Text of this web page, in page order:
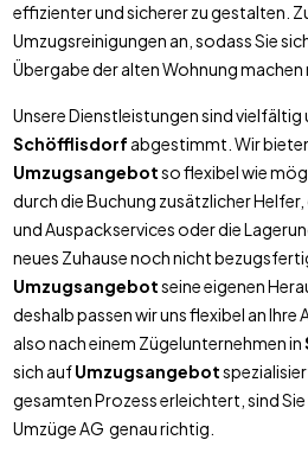
effizienter und sicherer zu gestalten.
Umzugsreinigungen an, sodass Sie
Übergabe der alten Wohnung machen
Unsere Dienstleistungen sind vielfältig
Schöfflisdorf abgestimmt. Wir
Umzugsangebotso flexibel wie
durch die Buchung zusätzlicher
und Auspackservices oder die
neues Zuhause noch nicht
Umzugsangebotseine eigenen
deshalb passen wir uns flexibel an Ihre
also nach einem Zügelunternehmen in
sich aufUmzugsangebot
gesamten Prozess erleichtert, sind
Umzüge AG genau richtig.